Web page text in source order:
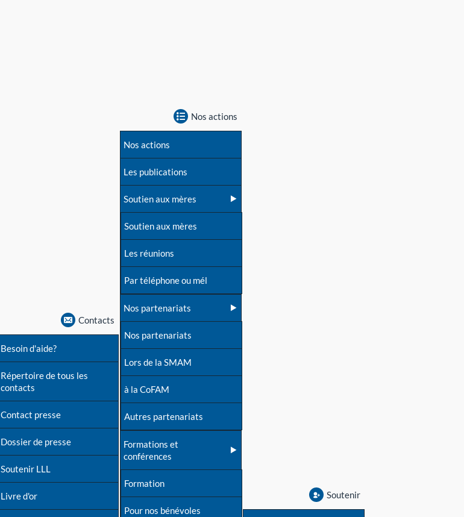
Contacts
Besoin d'aide?
Répertoire de tous les
contacts
Contact presse
Dossier de presse
Soutenir LLL
Livre d'or
Nos actions
Nos actions
Les publications
Soutien aux mères
Soutien aux mères
Les réunions
Par téléphone ou mél
Nos partenariats
Nos partenariats
Lors de la SMAM
à la CoFAM
Autres partenariats
Formations et
conférences
Formation
Pour nos bénévoles
Soutenir